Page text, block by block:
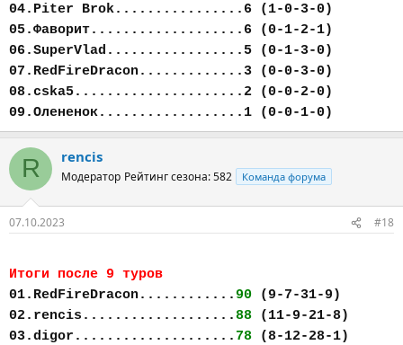
04.Piter Brok................6 (1-0-3-0)
05.Фаворит...................6 (0-1-2-1)
06.SuperVlad.................5 (0-1-3-0)
07.RedFireDracon.............3 (0-0-3-0)
08.cska5.....................2 (0-0-2-0)
09.Олененок..................1 (0-0-1-0)
R rencis
Модератор Рейтинг сезона: 582 Команда форума
07.10.2023 #18
Итоги после 9 туров
01.RedFireDracon............90 (9-7-31-9)
02.rencis...................88 (11-9-21-8)
03.digor.................... 78 (8-12-28-1)